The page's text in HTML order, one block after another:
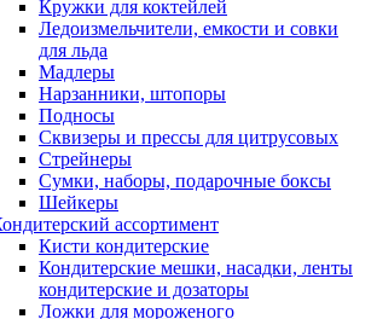
Кружки для коктейлей
Ледоизмельчители, емкости и совки
для льда
Мадлеры
Нарзанники, штопоры
Подносы
Сквизеры и прессы для цитрусовых
Стрейнеры
Сумки, наборы, подарочные боксы
Шейкеры
ассортимент
Кисти кондитерские
Кондитерские мешки, насадки, ленты
кондитерские и дозаторы
Ложки для мороженого